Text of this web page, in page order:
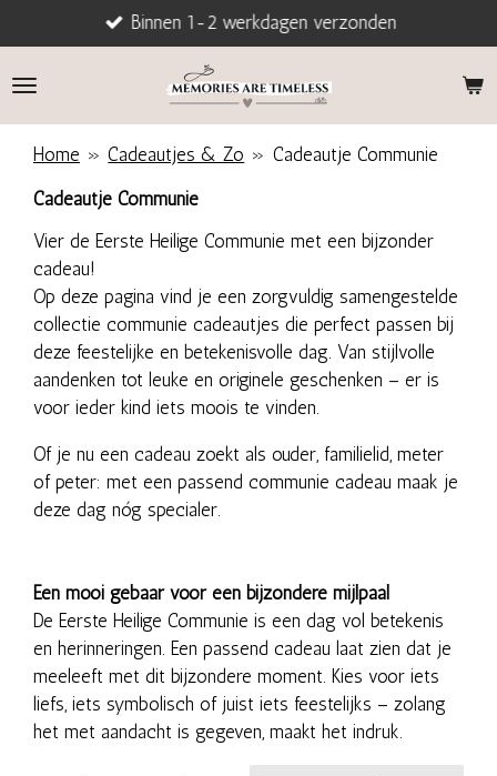
direct
naar
Binnen 1-2 werkdagen verzonden
Home » Cadeautjes & Zo » Cadeautje Communie
Cadeautje Communie
Vier de Eerste Heilige Communie met een bijzonder
cadeau!
Op deze pagina vind je een zorgvuldig samengestelde
collectie communie cadeautjes die perfect passen bij
deze feestelijke en betekenisvolle dag. Van stijlvolle
aandenken tot leuke en originele geschenken – er is
voor ieder kind iets moois te vinden.
Of je nu een cadeau zoekt als ouder, familielid, meter
of peter: met een passend communie cadeau maak je
deze dag nóg specialer.
Een mooi gebaar voor een bijzondere mijlpaal
De Eerste Heilige Communie is een dag vol betekenis
en herinneringen. Een passend cadeau laat zien dat je
meeleeft met dit bijzondere moment. Kies voor iets
liefs, iets symbolisch of juist iets feestelijks – zolang
het met aandacht is gegeven, maakt het indruk.